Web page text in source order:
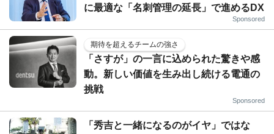
に最適な「名刺管理の延長」で進めるDX
Sponsored
期待を超えるチームの強さ
「さすが」の一言に込められた驚きや感
動。新しい価値を生み出し続ける電通の
挑戦
Sponsored
「秀吉と一緒になるのがイヤ」ではな